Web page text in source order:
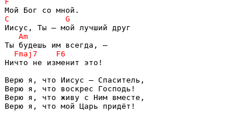
Ничто не изменит это!
Верю я, что Иисус – Спаситель,
Верю я, что воскрес Господь!
Верю я, что живу с Ним вместе,
Верю я, что мой Царь придёт!